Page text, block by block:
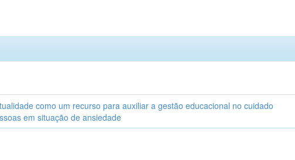
como um recurso para auxiliar a gestão educacional no cuidado
em situação de ansiedade